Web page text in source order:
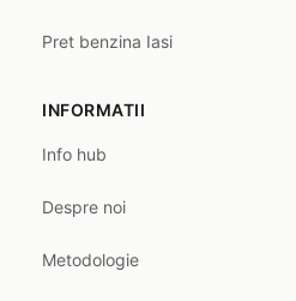
Pret benzina Iasi
INFORMATII
Info hub
Despre noi
Metodologie